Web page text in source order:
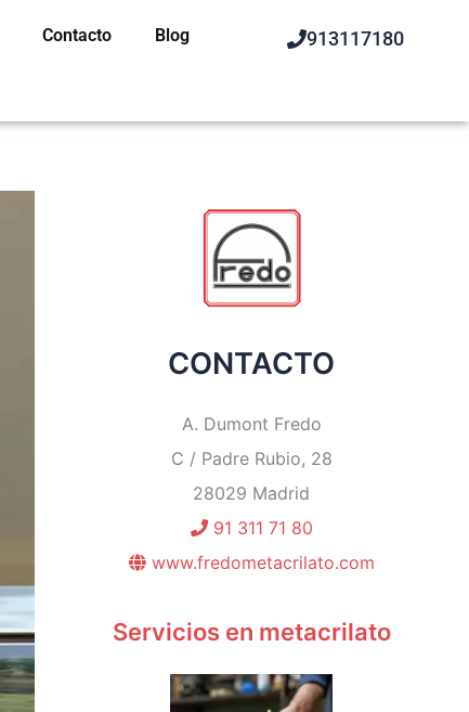
Contacto Blog 913117180
CONTACTO
A. Dumont Fredo
C / Padre Rubio, 28
28029 Madrid
91 311 71 80
www.fredometacrilato.com
Servicios en metacrilato